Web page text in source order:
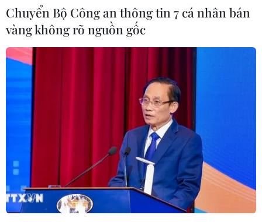
08/08/2026 05:39
Đà Nẵng tìm "lời giải bài toán" an
08/08/2026 05:05
Sơn La công bố tình huống khẩn cấp
về thiên tai với hai xã Muổi Nọi, Nậm
Lầu
08/08/2026 03:53
Chuyển Bộ Công an thông tin 7 cá nhân bán
vàng không rõ nguồn gốc